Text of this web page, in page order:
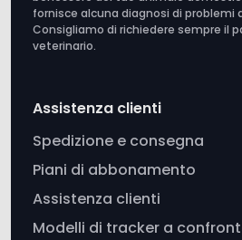
Assistenza clienti
Spedizione e consegna
Assistenza clienti
Modelli di tracker a confronto
Annulla acquisto
Tractive